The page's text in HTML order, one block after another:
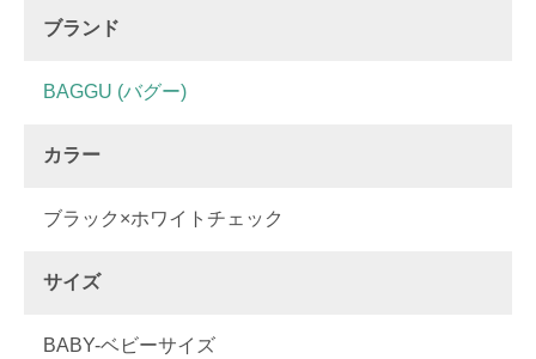
ブランド
BAGGU (バグー)
カラー
ブラック×ホワイトチェック
サイズ
BABY-ベビーサイズ